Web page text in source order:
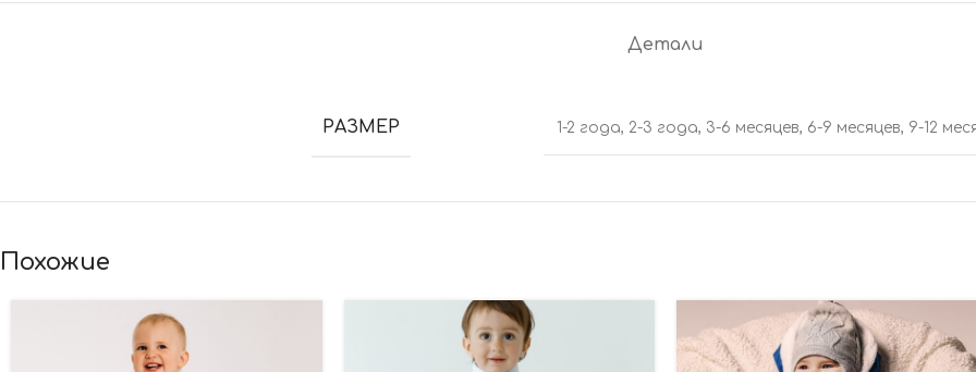
Детали
РАЗМЕР 1-2 года, 2-3 года, 3-6 месяцев, 6-9 месяцев, 9-12
Похожие